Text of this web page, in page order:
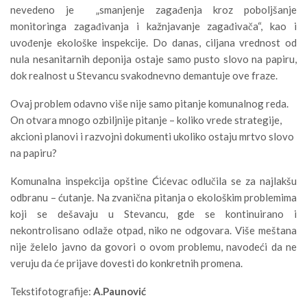
nevedeno je „smanjenje zagađenja kroz poboljšanje
monitoringa zagađivanja i kažnjavanje zagađivača“, kao i
uvođenje ekološke inspekcije. Do danas, ciljana vrednost od
nula nesanitarnih deponija ostaje samo pusto slovo na papiru,
dok realnost u Stevancu svakodnevno demantuje ove fraze.
Ovaj problem odavno više nije samo pitanje komunalnog reda.
On otvara mnogo ozbiljnije pitanje – koliko vrede strategije,
akcioni planovi i razvojni dokumenti ukoliko ostaju mrtvo slovo
na papiru?
Komunalna inspekcija opštine Ćićevac odlučila se za najlakšu
odbranu – ćutanje. Na zvanična pitanja o ekološkim problemima
koji se dešavaju u Stevancu, gde se kontinuirano i
nekontrolisano odlaže otpad, niko ne odgovara. Više meštana
nije želelo javno da govori o ovom problemu, navodeći da ne
veruju da će prijave dovesti do konkretnih promena.
Tekstifotografije: A.Paunović